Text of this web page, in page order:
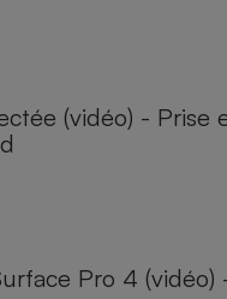
(vidéo) - Prise
Pro 4 (vidéo)